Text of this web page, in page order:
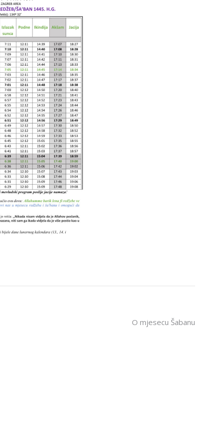
O mjesecu Šabanu